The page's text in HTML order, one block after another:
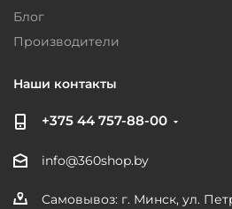
Блог
Производители
Наши контакты
+375 44 757-88-00
info@360shop.by
Самовывоз: г. Минск, ул.